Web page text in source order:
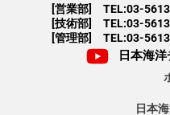
[営業部] TEL:03-
[技術部] TEL:03-
[管理部] TEL:03-
日本海洋
日本